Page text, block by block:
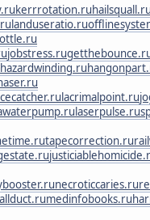
kerrrotation.ruhailsquall.ru
landuseratio.ru
jobstress.ru
lacrimalpoint.ru
laserpulse.ru
tapecorrection.ru
necroticcaries.ru
medinfobooks.ru